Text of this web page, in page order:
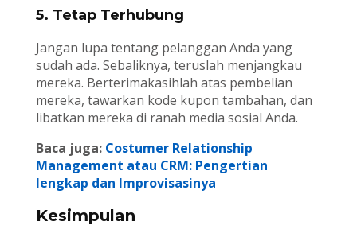
5. Tetap Terhubung
Jangan lupa tentang pelanggan Anda yang
sudah ada. Sebaliknya, teruslah menjangkau
mereka. Berterimakasihlah atas pembelian
mereka, tawarkan kode kupon tambahan, dan
libatkan mereka di ranah media sosial Anda.
Baca juga: Costumer Relationship
Management atau CRM: Pengertian
lengkap dan Improvisasinya
Kesimpulan